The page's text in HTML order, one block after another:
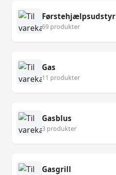
Førstehjælpsudstyr
69 produkter
Gas
11 produkter
Gasblus
3 produkter
Gasgrill